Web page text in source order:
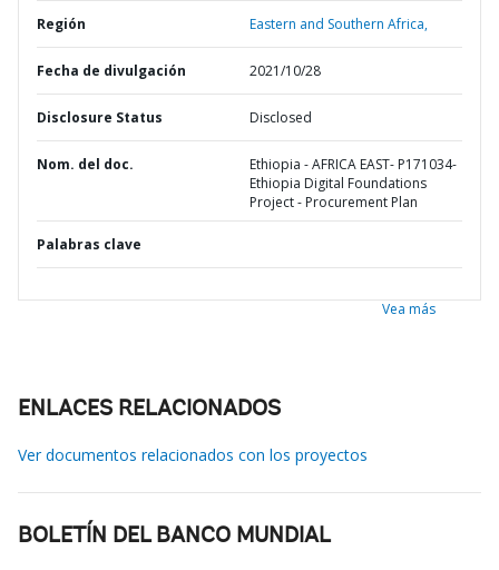
Región Eastern and Southern Africa,
Fecha de divulgación 2021/10/28
Disclosure Status Disclosed
Nom. del doc.
Ethiopia - AFRICA EAST- P171034-
Ethiopia Digital Foundations
Project - Procurement Plan
Palabras clave
Vea más
ENLACES RELACIONADOS
Ver documentos relacionados con los proyectos
BOLETÍN DEL BANCO MUNDIAL